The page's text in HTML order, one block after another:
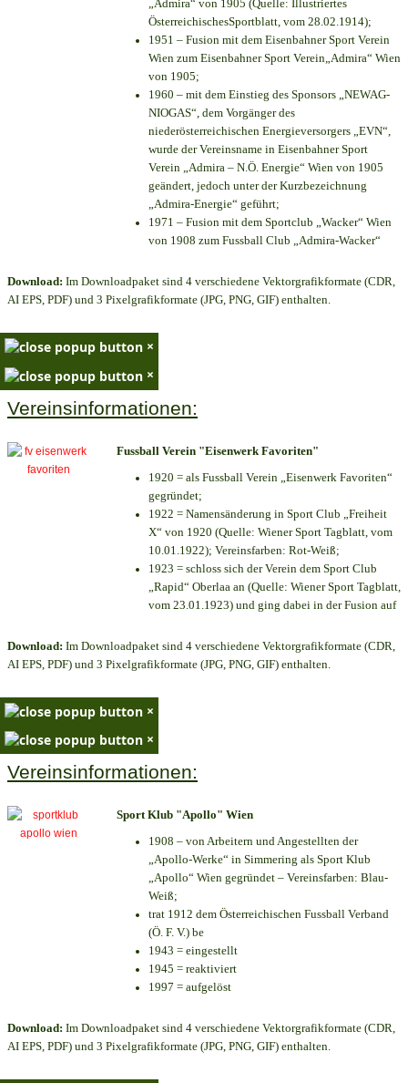
„Admira“ von 1905 (Quelle: Illustriertes
ÖsterreichischesSportblatt, vom 28.02.1914);
1951 – Fusion mit dem Eisenbahner Sport Verein
Wien zum Eisenbahner Sport Verein„Admira“ Wien
von 1905;
1960 – mit dem Einstieg des Sponsors „NEWAG-
NIOGAS“, dem Vorgänger des
niederösterreichischen Energieversorgers „EVN“,
wurde der Vereinsname in Eisenbahner Sport
Verein „Admira – N.Ö. Energie“ Wien von 1905
geändert, jedoch unter der Kurzbezeichnung
„Admira-Energie“ geführt;
1971 – Fusion mit dem Sportclub „Wacker“ Wien
von 1908 zum Fussball Club „Admira-Wacker“
Download: Im Downloadpaket sind 4 verschiedene Vektorgrafikformate (CDR,
AI EPS, PDF) und 3 Pixelgrafikformate (JPG, PNG, GIF) enthalten.
×
×
Vereinsinformationen:
Fussball Verein "Eisenwerk Favoriten"
1920 = als Fussball Verein „Eisenwerk Favoriten“
gegründet;
1922 = Namensänderung in Sport Club „Freiheit
X“ von 1920 (Quelle: Wiener Sport Tagblatt, vom
10.01.1922); Vereinsfarben: Rot-Weiß;
1923 = schloss sich der Verein dem Sport Club
„Rapid“ Oberlaa an (Quelle: Wiener Sport Tagblatt,
vom 23.01.1923) und ging dabei in der Fusion auf
Download: Im Downloadpaket sind 4 verschiedene Vektorgrafikformate (CDR,
AI EPS, PDF) und 3 Pixelgrafikformate (JPG, PNG, GIF) enthalten.
×
×
Vereinsinformationen:
Sport Klub "Apollo" Wien
1908 – von Arbeitern und Angestellten der
„Apollo-Werke“ in Simmering als Sport Klub
„Apollo“ Wien gegründet – Vereinsfarben: Blau-
Weiß;
trat 1912 dem Österreichischen Fussball Verband
(Ö. F. V.) be
1943 = eingestellt
1945 = reaktiviert
1997 = aufgelöst
Download: Im Downloadpaket sind 4 verschiedene Vektorgrafikformate (CDR,
AI EPS, PDF) und 3 Pixelgrafikformate (JPG, PNG, GIF) enthalten.